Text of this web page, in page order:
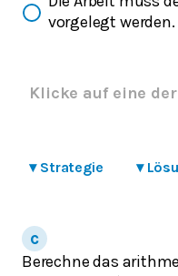
vorgelegt werden.
Klicke auf eine
▾ Strategie ▾
Berechne das